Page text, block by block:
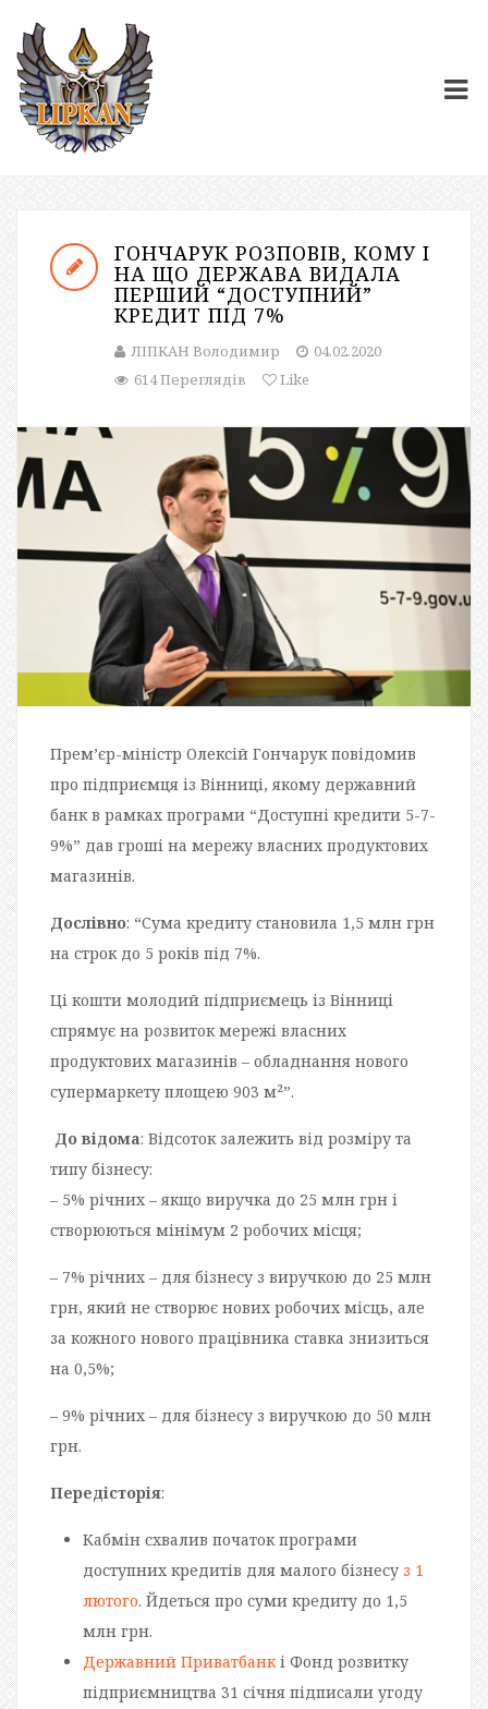
ГОНЧАРУК РОЗПОВІВ, КОМУ І
НА ЩО ДЕРЖАВА ВИДАЛА
ПЕРШИЙ “ДОСТУПНИЙ”
КРЕДИТ ПІД 7%
ЛІПКАН Володимир
04.02.2020
614 Переглядів
Like
Прем’єр-міністр Олексій Гончарук повідомив
про підприємця із Вінниці, якому державний
банк в рамках програми “Доступні кредити 5-7-
9%” дав гроші на мережу власних продуктових
магазинів.
Дослівно: “Сума кредиту становила 1,5 млн грн
на строк до 5 років під 7%.
Ці кошти молодий підприємець із Вінниці
спрямує на розвиток мережі власних
продуктових магазинів – обладнання нового
супермаркету площею 903 м²”.
До відома: Відсоток залежить від розміру та
типу бізнесу:
– 5% річних – якщо виручка до 25 млн грн і
створюються мінімум 2 робочих місця;
– 7% річних – для бізнесу з виручкою до 25 млн
грн, який не створює нових робочих місць, але
за кожного нового працівника ставка знизиться
на 0,5%;
– 9% річних – для бізнесу з виручкою до 50 млн
грн.
Передісторія:
Кабмін схвалив початок програми
доступних кредитів для малого бізнесу з 1
лютого. Йдеться про суми кредиту до 1,5
млн грн.
Державний Приватбанкі Фонд розвитку
підприємництва 31 січня підписали угоду